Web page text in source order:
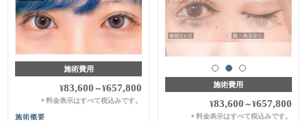
施術費用
¥83,600 ～¥657,800
＊料金表示はすべて税込みです。
施術概要
施術費用
¥83,600 ～¥657,800
＊ 料金表示はすべて税込みです。